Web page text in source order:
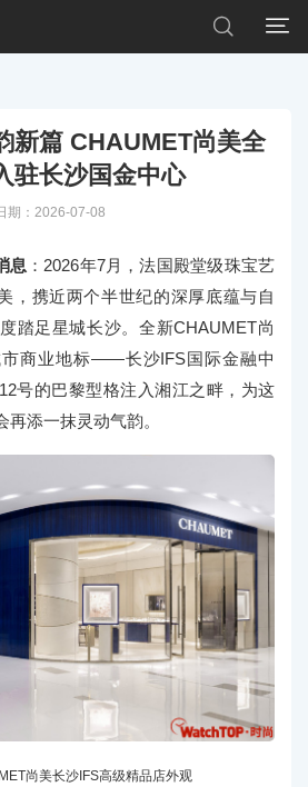


新篇 CHAUMET尚美全
驻长沙国金中心
期：2026-07-08
息 ：2026年7月，法国殿堂级珠宝艺
，携近两个半世纪的深厚底蕴与自
踏足星城长沙。全新CHAUMET尚
市商业地标——长沙IFS国际金融中
号的巴黎型格注入湘江之畔，为这
添一抹灵动气韵。
尚美长沙IFS高级精品店外观